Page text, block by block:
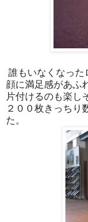
誰もいなくなった
顔に満足感があふ
片付けるのも楽し
２００枚きっちり
た。